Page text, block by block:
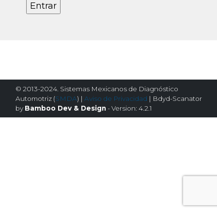
© 2013-2024. Sistemas Mexicanos de Diagnóstico
Automotriz (SMDA) | Aviso de Privacidad | Bdyd-Scanator
by Bamboo Dev & Design- Version: 4.2.1